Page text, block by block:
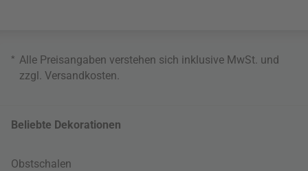
* Alle Preisangaben verstehen sich inklusive MwSt. und
zzgl. Versandkosten.
Beliebte Dekorationen
Obstschalen